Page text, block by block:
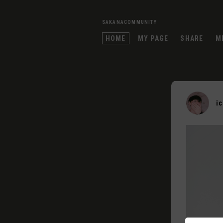
SAKANACOMMUNITY
HOME MY PAGE SHARE